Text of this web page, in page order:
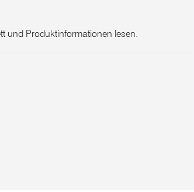
und Produktinformationen lesen.